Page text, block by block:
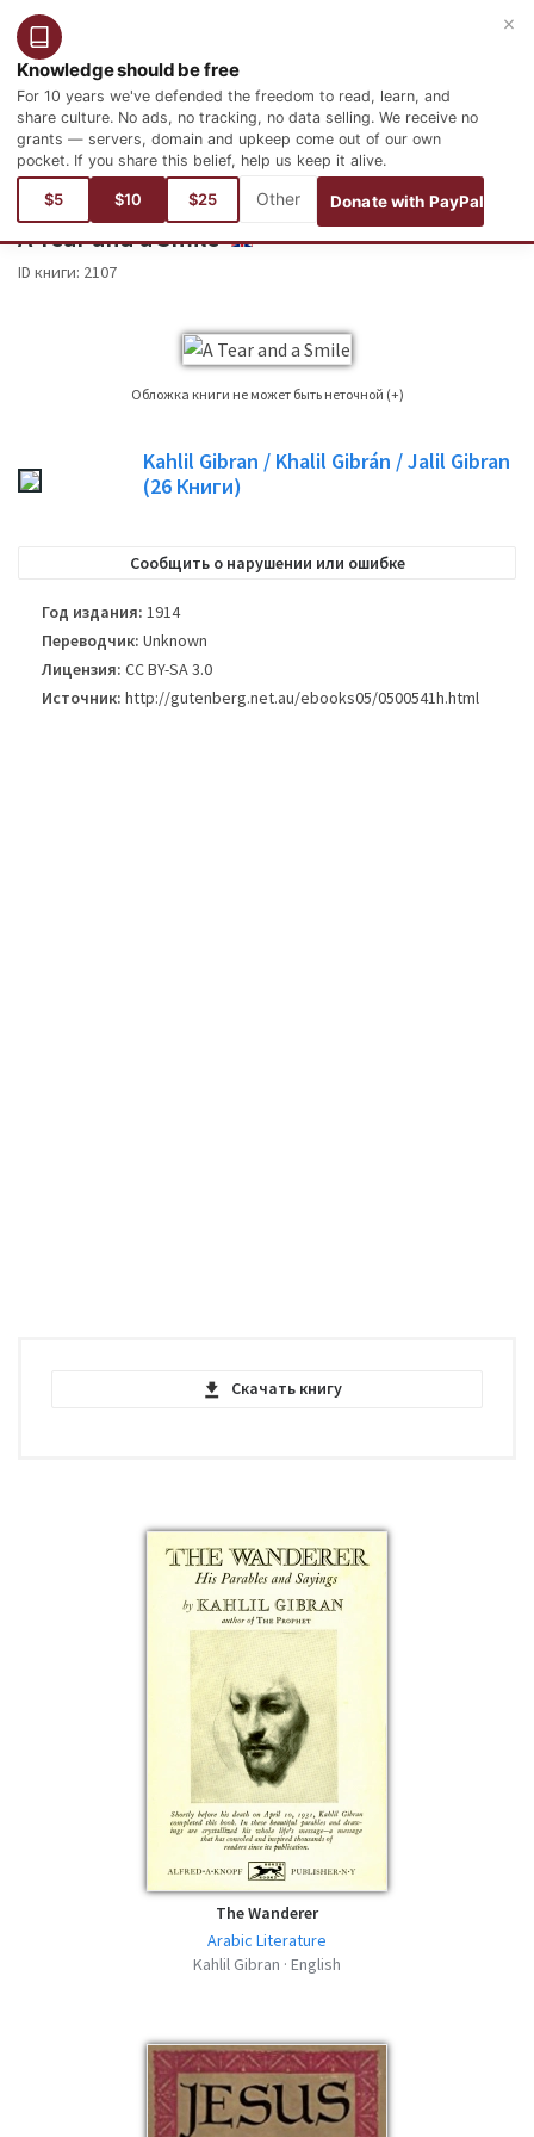
Русский
Knowledge should be free
For 10 years we've defended the freedom to read, learn, and
share culture. No ads, no tracking, no data selling. We receive no
grants — servers, domain and upkeep come out of our own
pocket. If you share this belief, help us keep it alive.
$5 $10 $25 Donate with PayPal
×
Вы здесь:языки Английский Literature Arabic Literature
A Tear and a Smile ENGLISH
ID книги: 2107
Обложка книги не может быть неточной (+)
Это не всегда можно найти обложку книги для книги, чье издание
публикуется. Пожалуйста, учитывайте это только в качестве опорного
изображения, не всегда точно обложка книги, используемой в
Kahlil Gibran / Khalil Gibrán / Jalil Gibran
(26 Книги)
Сообщить о нарушении или ошибке
Год издания: 1914
Переводчик: Unknown
Лицензия: CC BY-SA 3.0
Источник: http://gutenberg.net.au/ebooks05/0500541h.html
Скачать книгу
A Tear and a Smile - Kahlil Gibran - EPUB
epub | 34.46 KB | 1127 hits
A Tear and a Smile - Kahlil Gibran - MOBI
mobi | 58.66 KB | 593 hits
A Tear and a Smile - Kahlil Gibran - FB2
fb2 | 79.56 KB | 593 hits
A Tear and a Smile - Kahlil Gibran - AZW3
azw3 | 66.09 KB | 624 hits
The Wanderer
Arabic Literature
Kahlil Gibran · English